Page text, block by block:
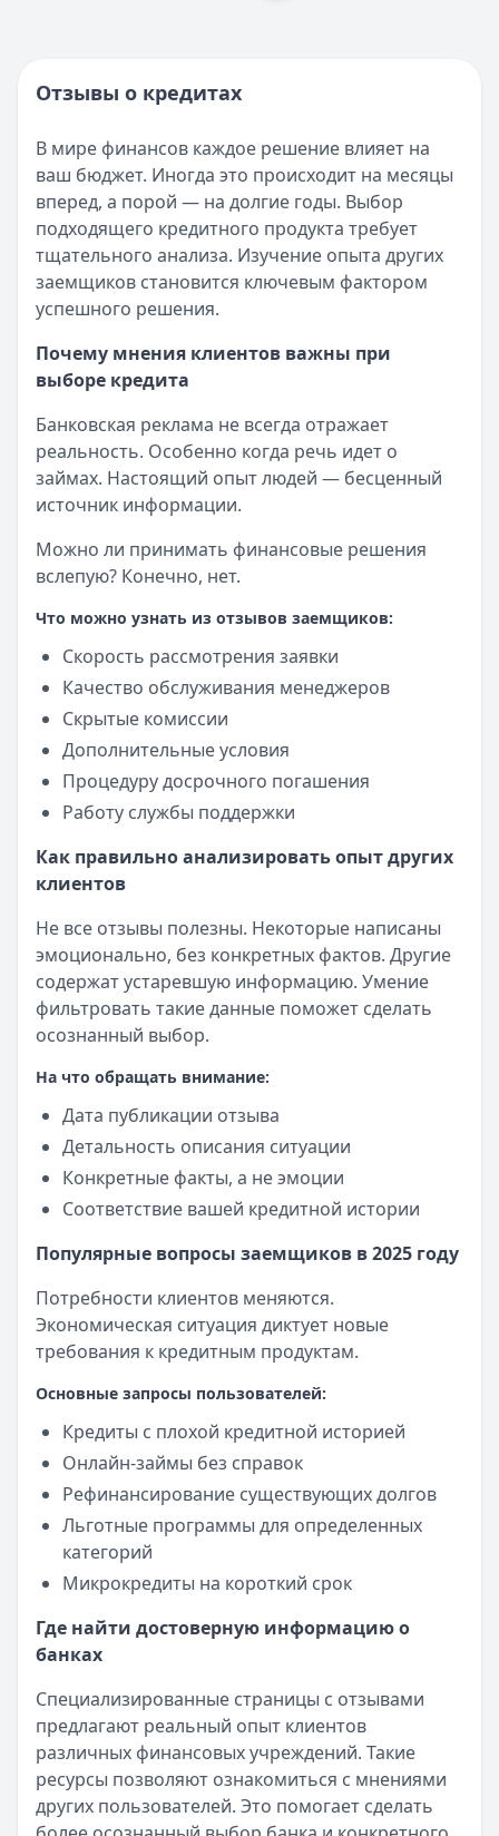
Отзывы о кредитах
В мире финансов каждое решение влияет на
ваш бюджет. Иногда это происходит на месяцы
вперед, а порой — на долгие годы. Выбор
подходящего кредитного продукта требует
тщательного анализа. Изучение опыта других
заемщиков становится ключевым фактором
успешного решения.
Почему мнения клиентов важны при
выборе кредита
Банковская реклама не всегда отражает
реальность. Особенно когда речь идет о
займах. Настоящий опыт людей — бесценный
источник информации.
Можно ли принимать финансовые решения
вслепую? Конечно, нет.
Что можно узнать из отзывов заемщиков:
Скорость рассмотрения заявки
Качество обслуживания менеджеров
Скрытые комиссии
Дополнительные условия
Процедуру досрочного погашения
Работу службы поддержки
Как правильно анализировать опыт других
клиентов
Не все отзывы полезны. Некоторые написаны
эмоционально, без конкретных фактов. Другие
содержат устаревшую информацию. Умение
фильтровать такие данные поможет сделать
осознанный выбор.
На что обращать внимание:
Дата публикации отзыва
Детальность описания ситуации
Конкретные факты, а не эмоции
Соответствие вашей кредитной истории
Популярные вопросы заемщиков в 2025 году
Потребности клиентов меняются.
Экономическая ситуация диктует новые
требования к кредитным продуктам.
Основные запросы пользователей:
Кредиты с плохой кредитной историей
Онлайн-займы без справок
Рефинансирование существующих долгов
Льготные программы для определенных
категорий
Микрокредиты на короткий срок
Где найти достоверную информацию о
банках
Специализированные страницы с отзывами
предлагают реальный опыт клиентов
различных финансовых учреждений. Такие
ресурсы позволяют ознакомиться с мнениями
других пользователей. Это помогает сделать